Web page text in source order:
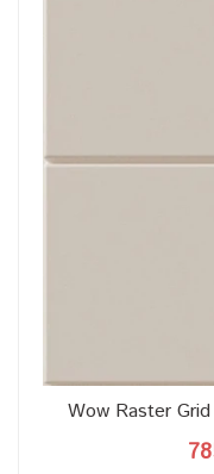
Wow Raster